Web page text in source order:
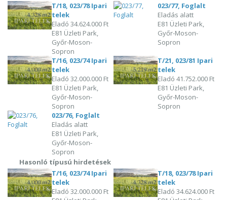
T/18, 023/78 Ipari
telek
Eladó34.624.000 Ft
E81 Üzleti Park,
Győr-Moson-
Sopron
023/77, Foglalt
Eladás alatt
E81 Üzleti Park,
Győr-Moson-
Sopron
T/16, 023/74 Ipari
telek
Eladó32.000.000 Ft
E81 Üzleti Park,
Győr-Moson-
Sopron
T/21, 023/81 Ipari
telek
Eladó41.752.000 Ft
E81 Üzleti Park,
Győr-Moson-
Sopron
023/76, Foglalt
Eladás alatt
E81 Üzleti Park,
Győr-Moson-
Sopron
Hasonló típusú hirdetések
T/16, 023/74 Ipari
telek
Eladó32.000.000 Ft
T/18, 023/78 Ipari
telek
Eladó34.624.000 Ft